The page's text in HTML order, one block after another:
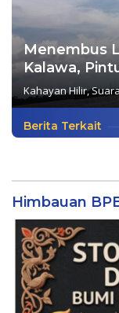
Menembus
Kalawa,
Kahayan Hilir,
Berita Terkait
Himbauan